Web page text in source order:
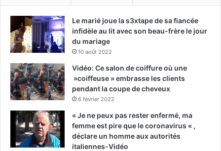
Le marié joue la s3xtape de sa fiancée
infidèle au lit avec son beau-frère le jour
du mariage
10 août 2022
Vidéo: Ce salon de coiffure où une
»coiffeuse » embrasse les clients
pendant la coupe de cheveux
6 février 2022
« Je ne peux pas rester enfermé, ma
femme est pire que le coronavirus « ,
déclare un homme aux autorités
italiennes-Vidéo